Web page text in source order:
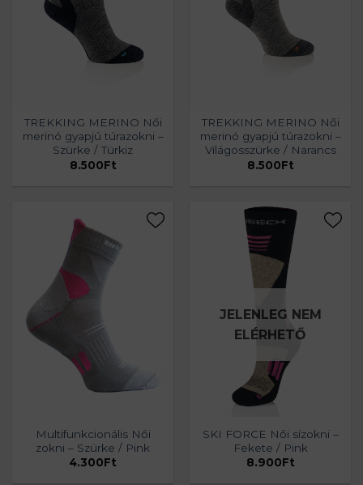
TREKKING MERINO Női
merinó gyapjú túrazokni –
Szürke / Türkiz
8.500Ft
TREKKING MERINO Női
merinó gyapjú túrazokni –
Világosszürke / Narancs
8.500Ft
Multifunkcionális Női
zokni – Szürke / Pink
4.300Ft
JELENLEG NEM
ELÉRHETŐ
SKI FORCE Női sízokni –
Fekete / Pink
8.900Ft